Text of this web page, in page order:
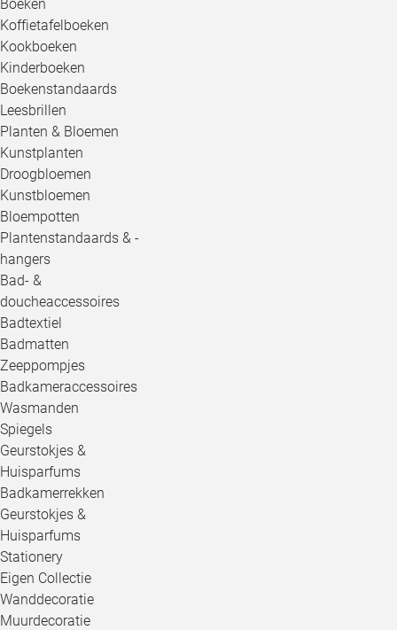
Boeken
Koffietafelboeken
Kookboeken
Kinderboeken
Boekenstandaards
Leesbrillen
Planten & Bloemen
Kunstplanten
Droogbloemen
Kunstbloemen
Bloempotten
Plantenstandaards & -
hangers
Bad- &
doucheaccessoires
Badtextiel
Badmatten
Zeeppompjes
Badkameraccessoires
Wasmanden
Spiegels
Geurstokjes &
Huisparfums
Badkamerrekken
Geurstokjes &
Huisparfums
Stationery
Eigen Collectie
Wanddecoratie
Muurdecoratie